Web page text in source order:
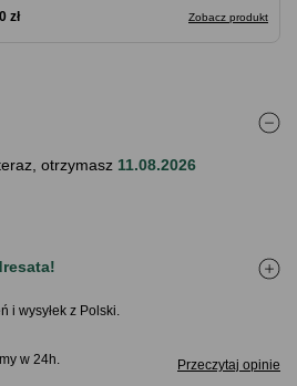
Zobacz produkt
zł
otrzymasz 11.08.2026
i wysyłek z Polski.
w 24h. Przeczytaj opinie